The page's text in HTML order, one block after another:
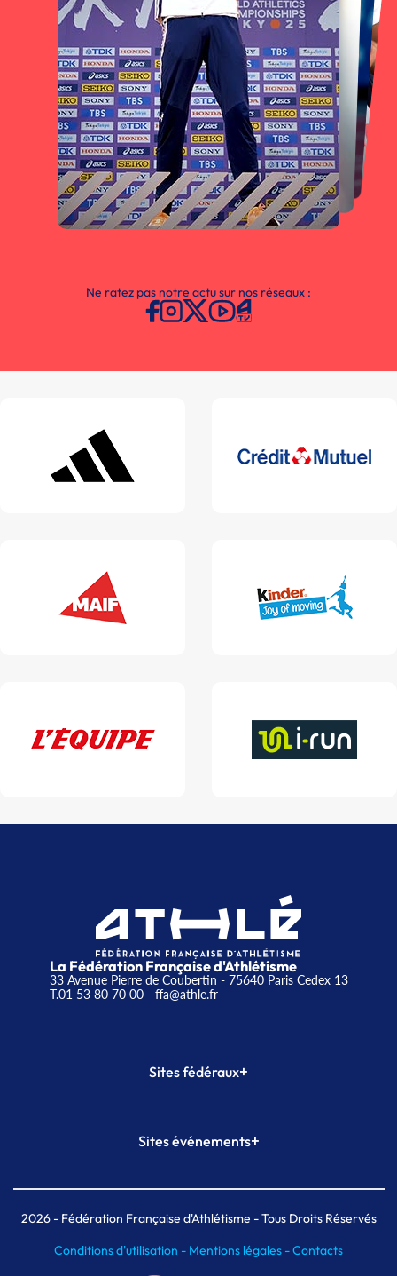
Ne ratez pas notre actu sur nos réseaux :
La Fédération Française d'Athlétisme
33 Avenue Pierre de Coubertin - 75640 Paris Cedex 13
T.01 53 80 70 00- ffa@athle.fr
Sites fédéraux+
Plateforme Formation
Sites événements+
Meeting de Paris indoor
MAIF Ekiden de Paris
2026- Fédération Française d'Athlétisme - Tous Droits Réservés
Conditions d'utilisation - Mentions légales -Contacts